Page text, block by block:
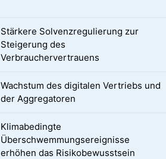
Stärkere Solvenzregulierung zur
Steigerung des
Verbrauchervertrauens
Wachstum des digitalen Vertriebs und
der Aggregatoren
Klimabedingte
Überschwemmungsereignisse
erhöhen das Risikobewusstsein